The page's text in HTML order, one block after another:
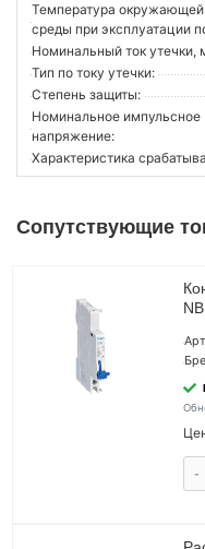
Температура окружающей
cреды при эксплуатации
Номинальный ток утечки,
Тип по току утечки:
Степень защиты:
Номинальное импульсное
напряжение:
Характеристика
Сопутствующие
-